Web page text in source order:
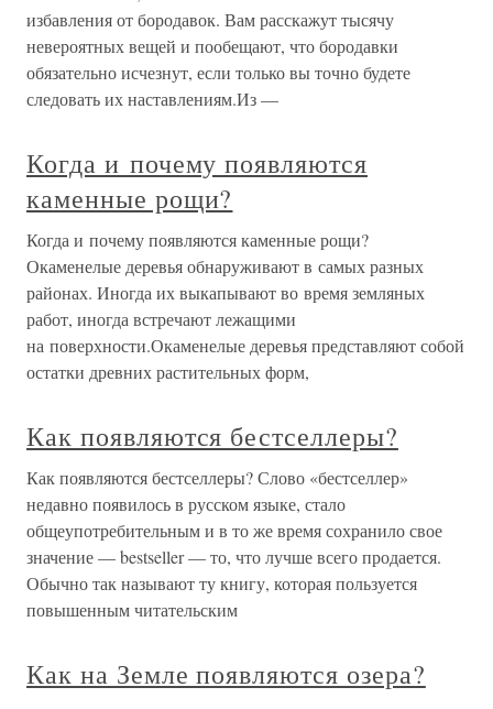
избавления от бородавок. Вам расскажут тысячу
невероятных вещей и пообещают, что бородавки
обязательно исчезнут, если только вы точно будете
следовать их наставлениям.Из —
Когда и почему появляются
каменные рощи?
Когда и почему появляются каменные рощи?
Окаменелые деревья обнаруживают в самых разных
районах. Иногда их выкапывают во время земляных
работ, иногда встречают лежащими
на поверхности.Окаменелые деревья представляют собой
остатки древних растительных форм,
Как появляются бестселлеры?
Как появляются бестселлеры? Слово «бестселлер»
недавно появилось в русском языке, стало
общеупотребительным и в то же время сохранило свое
значение — bestseller — то, что лучше всего продается.
Обычно так называют ту книгу, которая пользуется
повышенным читательским
Как на Земле появляются озера?